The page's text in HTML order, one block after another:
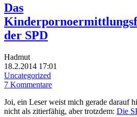
Das
der SPD
Hadmut
18.2.2014 17:01
Uncategorized
7 Kommentare
Joi, ein Leser weist mich gerade darauf
nicht als zitierfähig, aber trotzdem: Die